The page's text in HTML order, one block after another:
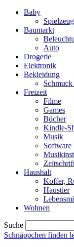
Baby
Spielzeug
Baumarkt
Auto
Drogerie
Elektronik
Bekleidung
Freizeit
Filme
Games
Bücher
Kindle-
Musik
Software
Haushalt
Koffer,
Haustier
Wohnen
Suche
Schnäppchen finden